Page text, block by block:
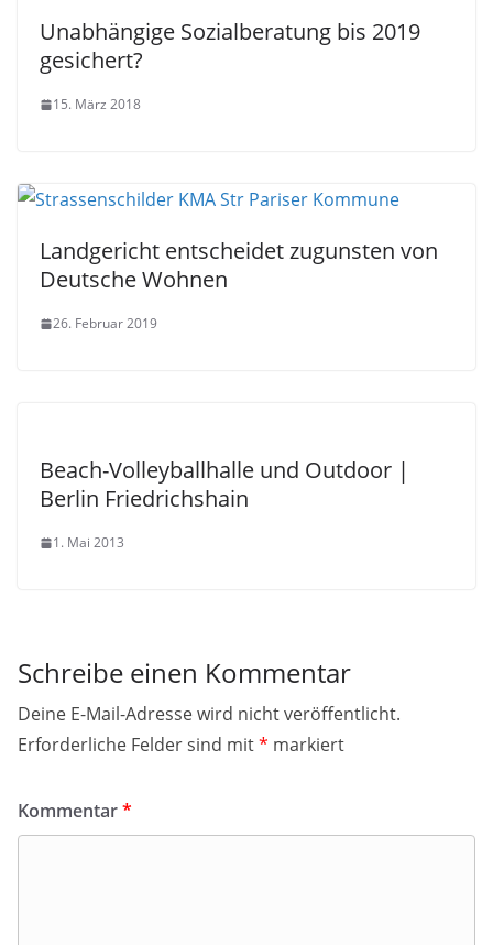
Unabhängige Sozialberatung bis 2019
gesichert?
15. März 2018
Landgericht entscheidet zugunsten von
Deutsche Wohnen
26. Februar 2019
Beach-Volleyballhalle und Outdoor |
Berlin Friedrichshain
1. Mai 2013
Schreibe einen Kommentar
Deine E-Mail-Adresse wird nicht veröffentlicht.
Erforderliche Felder sind mit* markiert
Kommentar*